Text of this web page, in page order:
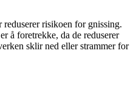
reduserer risikoen for gnissing.
å foretrekke, da de reduserer
sklir ned eller strammer for